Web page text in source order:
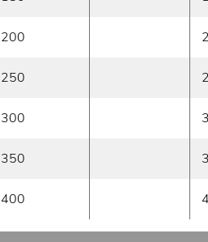
200
250
300
350
400